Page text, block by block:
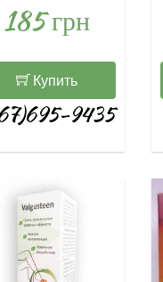
185 грн
Купить
9435